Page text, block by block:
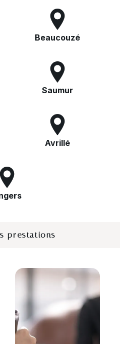
Beaucouzé
Saumur
Avrillé
prestations